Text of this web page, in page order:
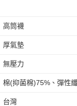
高筒襪
厚氣墊
無壓力
棉(抑菌棉)75%、彈性
台灣